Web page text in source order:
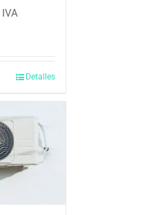
IVA
Detalles